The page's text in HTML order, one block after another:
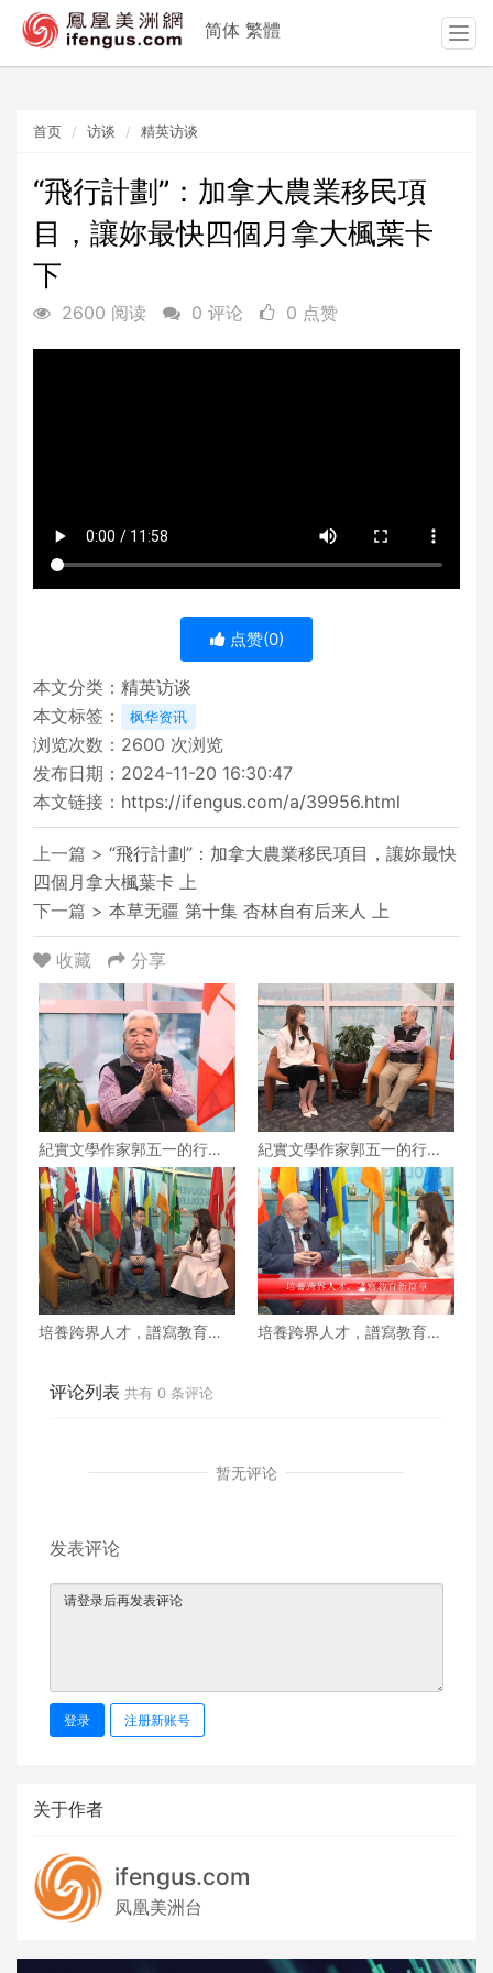
首页 访谈 精英访谈
“飛行計劃”：加拿大農業移民項
目，讓妳最快四個月拿大楓葉卡
下
2600 阅读 0 评论 0 点赞
点赞(0)
本文分类： 精英访谈
本文标签：
枫华资讯
浏览次数： 2600 次浏览
发布日期：2024-11-20 16:30:47
本文链接： https://ifengus.com/a/39956.html
上一篇 > “飛行計劃”：加拿大農業移民項目，讓妳最快
四個月拿大楓葉卡 上
下一篇 > 本草无疆 第十集 杏林自有后来人 上
收藏 分享
紀實文學作家郭五一的行走
人生 下
紀實文學作家郭五一的行走
人生 上
培養跨界人才，譜寫教育新
培養跨界人才，譜寫教育新
评论列表 共有 0 条评论
暂无评论
发表评论
登录 注册新账号
关于作者
ifengus.com
凤凰美洲台
简体 繁體
T
o
i